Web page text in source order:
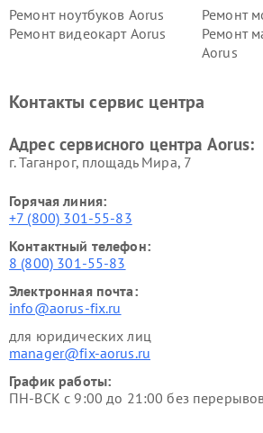
Ремонт ноутбуков Aorus
Ремонт
Ремонт видеокарт Aorus
Ремонт
Aorus
Контакты сервис центра
Адрес сервисного центра Aorus:
г. Таганрог, площадь Мира, 7
Горячая линия:
+7 (800) 301-55-83
Контактный телефон:
8 (800) 301-55-83
Электронная почта:
info@aorus-fix.ru
для юридических лиц
manager@fix-aorus.ru
График работы:
ПН-ВСК с 9:00 до 21:00 без